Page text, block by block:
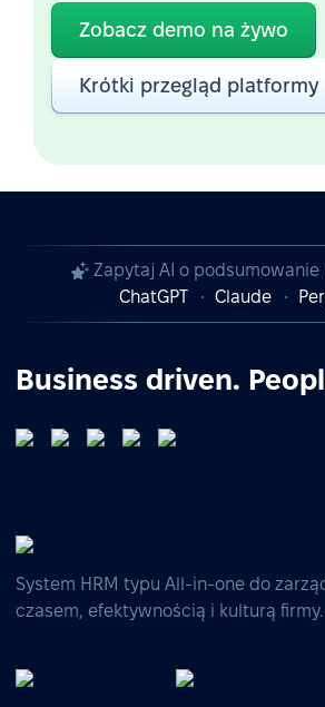
Zobacz demo na żywo
Krótki przegląd platformy
Zapytaj AI o podsumowanie
ChatGPT
Claude
Business driven.
System HRM typu All-in-one do
czasem, efektywnością i kulturą firmy.